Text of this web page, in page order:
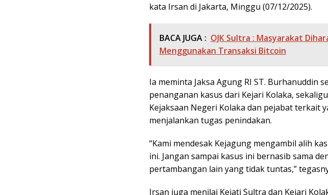
kata Irsan di Jakarta, Minggu (07/12/2025).
BACA JUGA : OJK Sultra : Masyarakat
Menggunakan Transaksi Bitcoin
Ia meminta Jaksa Agung RI ST. Burhanuddin
penanganan kasus dari Kejari Kolaka,
Kejaksaan Negeri Kolaka dan pejabat terkait
menjalankan tugas penindakan.
“Kami mendesak Kejagung mengambil alih
ini. Jangan sampai kasus ini bernasib sama
pertambangan lain yang tidak tuntas,”
Irsan juga menilai Kejati Sultra dan Kejari